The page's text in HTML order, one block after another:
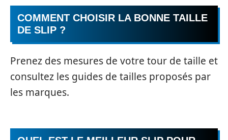
COMMENT CHOISIR LA BONNE TAILLE
DE SLIP ?
Prenez des mesures de votre tour de taille et
consultez les guides de tailles proposés par
les marques.